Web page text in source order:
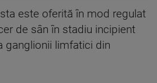
este oferită în mod regulat
de sân în stadiu incipient
ganglionii limfatici din